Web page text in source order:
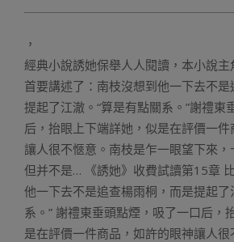
，
經典小說誘她保舉人人閱讀，本小說主
首要講述了：南枝沒想到他一下去不
提起了江澈。“算是有點關系。”謝禮東
后，抬眼上下端詳她，似是在評價一
讓人很不愜意。南枝是乍一眼望下來，
但并不是… 《誘她》收費試讀第15章
他一下去不是追查楊雨桐，而是提起了
系。” 謝禮東垂頭點煙，吸了一口后，
是在評價一件商品，如許的眼神讓人